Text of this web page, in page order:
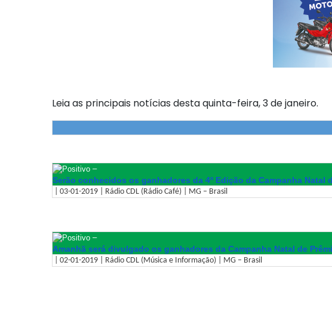
Leia as principais notícias desta quinta-feira, 3 de janeiro.
–
Serão conhecidos os ganhadores da 4º Edição da Campanha Natal
| 03-01-2019 | Rádio CDL (Rádio Café) | MG – Brasil
–
Amanhã será divulgado os ganhadores da Campanha Natal de
| 02-01-2019 | Rádio CDL (Música e Informação) | MG – Brasil